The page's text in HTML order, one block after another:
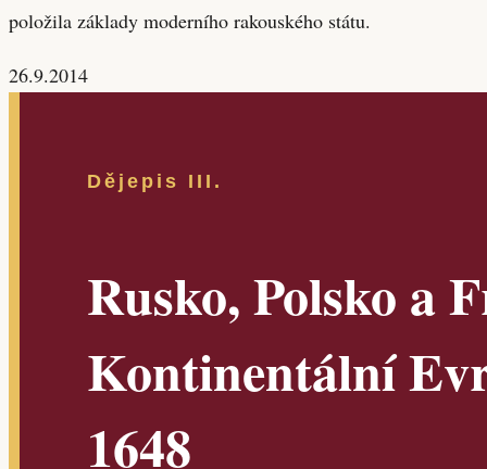
položila základy moderního rakouského státu.
26.9.2014